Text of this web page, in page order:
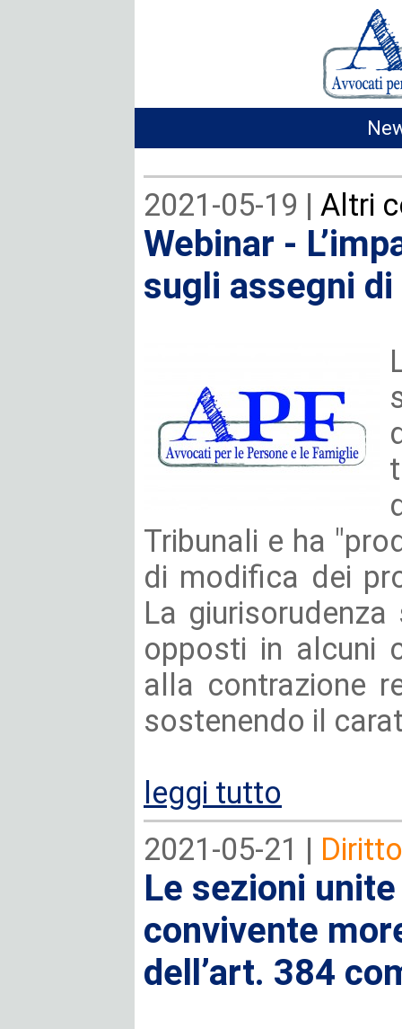
2021-05-19 | Altri
Webinar -
sugli assegni
Tribunali e ha
di modifica dei
La
opposti in alcuni
alla contrazione
sostenendo il
leggi tutto
2021-05-21 |
Le sezioni
convivente
dell’art. 384